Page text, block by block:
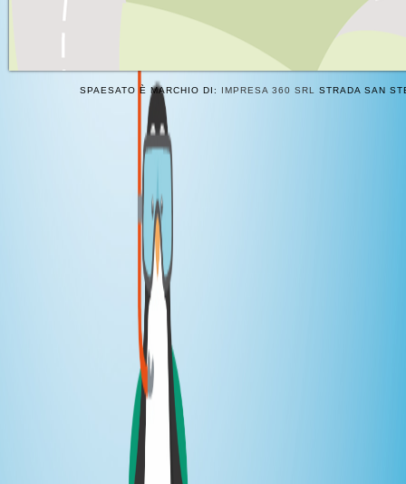
SPAESATO È MARCHIO DI: IMPRESA 360 SRL STRADA SAN